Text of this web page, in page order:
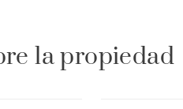
la propiedad